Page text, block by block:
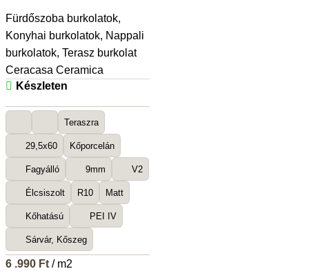
Fürdőszoba burkolatok,
Konyhai burkolatok, Nappali
burkolatok, Terasz burkolat
Ceracasa Ceramica
Készleten
Teraszra
29,5x60 Kőporcelán
Fagyálló 9mm V2
Élcsiszolt R10 Matt
Kőhatású PEI IV
Sárvár, Kőszeg
6 .990 Ft/ m2